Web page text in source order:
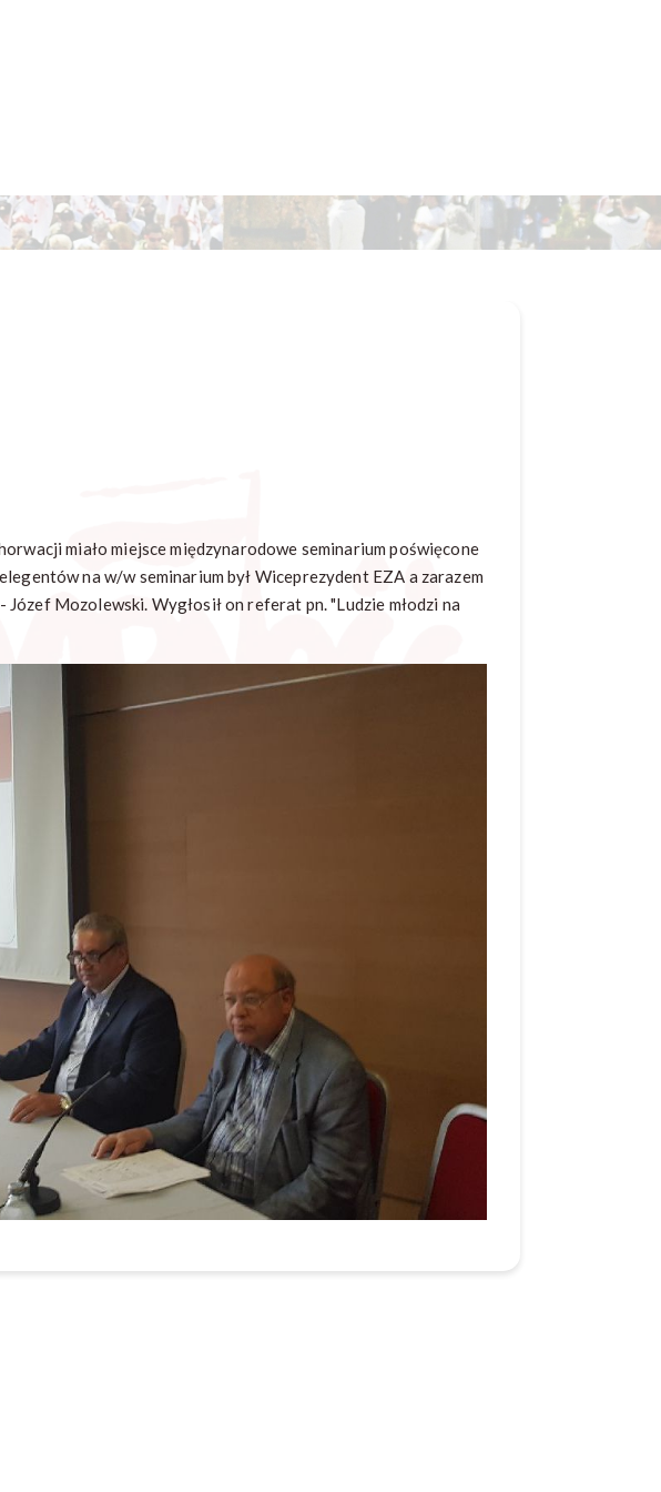
miało miejsce międzynarodowe seminarium poświęcone
na w/w seminarium był Wiceprezydent EZA a zarazem
Mozolewski. Wygłosił on referat pn. "Ludzie młodzi na